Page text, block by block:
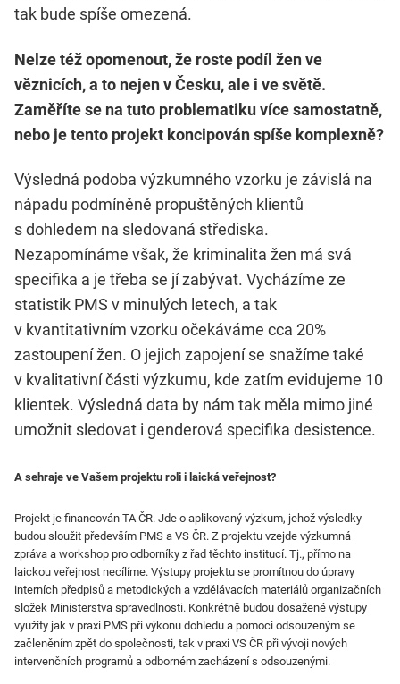
tak bude spíše omezená.
Nelze též opomenout, že roste podíl žen ve
věznicích, a to nejen v Česku, ale i ve světě.
Zaměříte se na tuto problematiku více samostatně,
nebo je tento projekt koncipován spíše komplexně?
Výsledná podoba výzkumného vzorku je závislá na
nápadu podmíněně propuštěných klientů
s dohledem na sledovaná střediska.
Nezapomínáme však, že kriminalita žen má svá
specifika a je třeba se jí zabývat. Vycházíme ze
statistik PMS v minulých letech, a tak
v kvantitativním vzorku očekáváme cca 20%
zastoupení žen. O jejich zapojení se snažíme také
v kvalitativní části výzkumu, kde zatím evidujeme 10
klientek. Výsledná data by nám tak měla mimo jiné
umožnit sledovat i genderová specifika desistence.
A sehraje ve Vašem projektu roli i laická veřejnost?
Projekt je financován TA ČR. Jde o aplikovaný výzkum, jehož výsledky
budou sloužit především PMS a VS ČR. Z projektu vzejde výzkumná
zpráva a workshop pro odborníky z řad těchto institucí. Tj., přímo na
laickou veřejnost necílíme. Výstupy projektu se promítnou do úpravy
interních předpisů a metodických a vzdělávacích materiálů organizačních
složek Ministerstva spravedlnosti. Konkrétně budou dosažené výstupy
využity jak v praxi PMS při výkonu dohledu a pomoci odsouzeným se
začleněním zpět do společnosti, tak v praxi VS ČR při vývoji nových
intervenčních programů a odborném zacházení s odsouzenými.